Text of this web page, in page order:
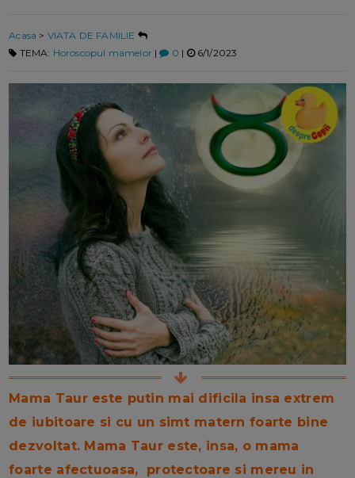
Acasa > VIATA DE FAMILIE
TEMA: Horoscopul mamelor| 0 | 6/1/2023
Mama Taur este putin mai dificila insa extrem
de iubitoare si cu un simt matern foarte bine
dezvoltat. Mama Taur este, insa, o mama
foarte afectuoasa, protectoare si mereu in